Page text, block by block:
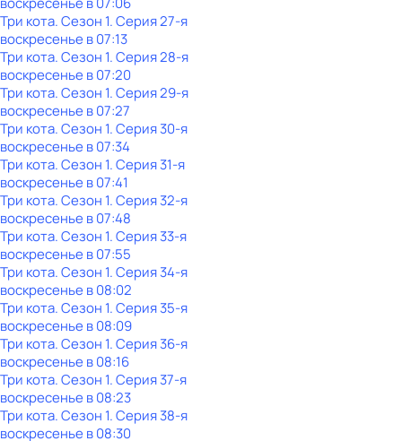
Три кота. Сезон 1. Серия 27-я
воскресенье в07:13
Три кота. Сезон 1. Серия 28-я
воскресенье в07:20
Три кота. Сезон 1. Серия 29-я
воскресенье в07:27
Три кота. Сезон 1. Серия 30-я
воскресенье в07:34
Три кота. Сезон 1. Серия 31-я
воскресенье в07:41
Три кота. Сезон 1. Серия 32-я
воскресенье в07:48
Три кота. Сезон 1. Серия 33-я
воскресенье в07:55
Три кота. Сезон 1. Серия 34-я
воскресенье в08:02
Три кота. Сезон 1. Серия 35-я
воскресенье в08:09
Три кота. Сезон 1. Серия 36-я
воскресенье в08:16
Три кота. Сезон 1. Серия 37-я
воскресенье в08:23
Три кота. Сезон 1. Серия 38-я
воскресенье в08:30